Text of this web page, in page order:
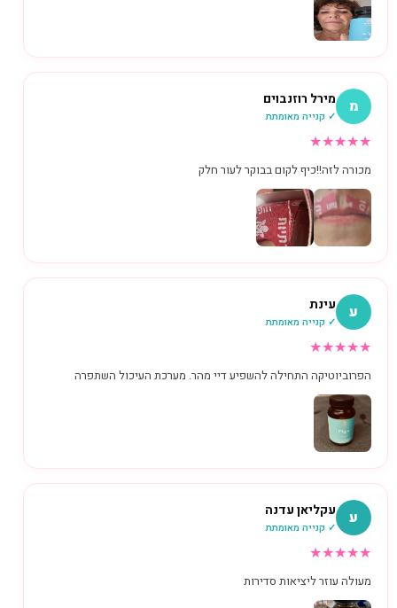
מ מירל רוזנבוים
✓ קנייה מאומתת
★
★
★
★
★
מכורה לזה!!כיף לקום בבוקר לעור חלק
ע עינת
✓ קנייה מאומתת
★
★
★
★
★
הפרוביוטיקה התחילה להשפיע דיי מהר. מערכת העיכול השתפרה
ע עקליאן עדנה
✓ קנייה מאומתת
★
★
★
★
★
מעולה עוזר ליציאות סדירות